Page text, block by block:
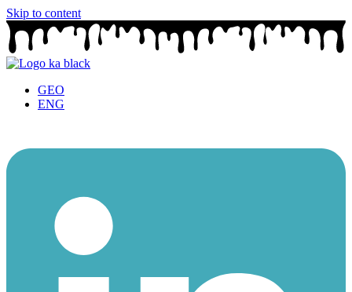
Skip to content
GEO
ENG